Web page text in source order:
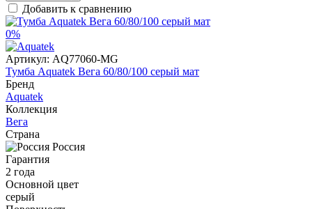
Добавить к сравнению
0%
Артикул: AQ77060-MG
Тумба Aquatek Вега 60/80/100 серый мат
Бренд
Aquatek
Коллекция
Вега
Страна
Россия
Гарантия
2 года
Основной цвет
серый